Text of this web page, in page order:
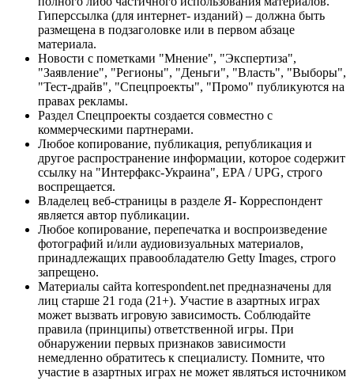
Гиперссылка (для интернет- изданий) – должна быть
размещена в подзаголовке или в первом абзаце
материала.
Новости с пометками "Мнение", "Экспертиза",
"Заявление", "Регионы", "Деньги", "Власть", "Выборы",
"Тест-драйв", "Спецпроекты", "Промо" публикуются на
правах рекламы.
Раздел Спецпроекты создается совместно с
коммерческими партнерами.
Любое копирование, публикация, републикация и
другое распространение информации, которое содержит
ссылку на "Интерфакс-Украина", EPA / UPG, строго
воспрещается.
Владелец веб-страницы в разделе Я- Корреспондент
является автор публикации.
Любое копирование, перепечатка и воспроизведение
фотографий и/или аудиовизуальных материалов,
принадлежащих правообладателю Getty Images, строго
запрещено.
Материалы сайта korrespondent.net предназначены для
лиц старше 21 года (21+). Участие в азартных играх
может вызвать игровую зависимость. Соблюдайте
правила (принципы) ответственной игры. При
обнаружении первых признаков зависимости
немедленно обратитесь к специалисту. Помните, что
участие в азартных играх не может являться источником